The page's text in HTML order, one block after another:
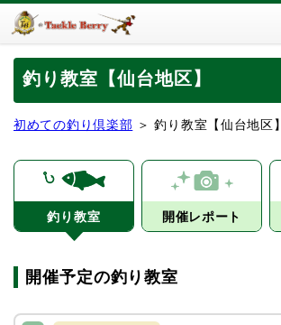
釣り教室【仙台地区】
初めての釣り倶楽部 ＞ 釣り教室【仙台地区】
釣り教室 開催レポート
開催予定の釣り教室